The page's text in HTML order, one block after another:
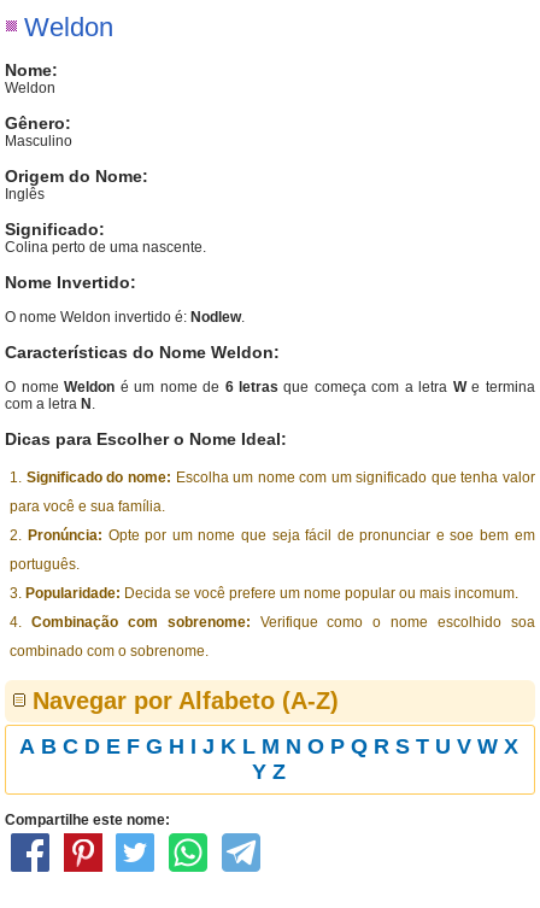
Weldon
Nome:
Weldon
Gênero:
Masculino
Origem do Nome:
Inglês
Significado:
Colina perto de uma nascente.
Nome Invertido:
O nome Weldon invertido é: Nodlew.
Características do Nome Weldon:
O nomeWeldon é um nome de 6 letras que começa com a letra We termina
com a letra N .
Dicas para Escolher o Nome Ideal:
Significado do nome: Escolha um nome com um significado que tenha valor
para você e sua família.
Pronúncia: Opte por um nome que seja fácil de pronunciar e soe bem em
português.
Popularidade: Decida se você prefere um nome popular ou mais incomum.
Combinação com sobrenome: Verifique como o nome escolhido soa
combinado com o sobrenome.
Navegar por Alfabeto (A-Z)
A B C D E F G H I J K L M N O P Q R S T U V W X
Y Z
Compartilhe este nome: